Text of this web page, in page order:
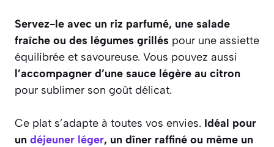
Servez-le avec un riz parfumé, une salade
fraîche ou des légumes grillés pour une assiette
équilibrée et savoureuse. Vous pouvez aussi
l’accompagner d’une sauce légère au citron
pour sublimer son goût délicat.
Ce plat s’adapte à toutes vos envies. Idéal pour
un déjeuner léger, un dîner raffiné ou même un